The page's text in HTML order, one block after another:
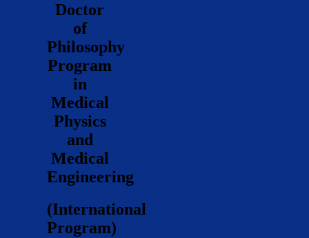
Doctor
of
Philosophy
Program
in
Medical
Physics
and
Medical
Engineering
(International
Program)